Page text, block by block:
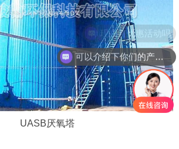
UASB厌氧塔
可以介绍下你们的产品么
现在有优惠活动吗